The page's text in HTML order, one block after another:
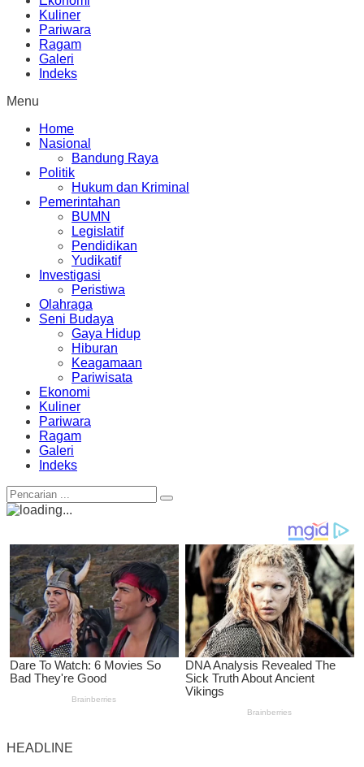
Kuliner
Pariwara
Ragam
Galeri
Indeks
Menu
Home
Nasional
Bandung Raya
Politik
Hukum dan Kriminal
Pemerintahan
BUMN
Legislatif
Pendidikan
Yudikatif
Investigasi
Peristiwa
Olahraga
Seni Budaya
Gaya Hidup
Hiburan
Keagamaan
Pariwisata
Ekonomi
Kuliner
Pariwara
Ragam
Galeri
Indeks
HEADLINE